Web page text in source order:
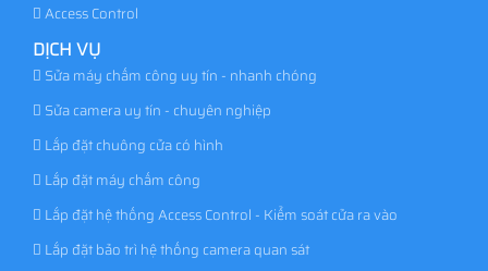
Access Control
DỊCH VỤ
Sửa máy chấm công uy tín - nhanh chóng
Sửa camera uy tín - chuyên nghiệp
Lắp đặt chuông cửa có hình
Lắp đặt máy chấm công
Lắp đặt hệ thống Access Control - Kiểm soát cửa ra vào
Lắp đặt bảo trì hệ thống camera quan sát